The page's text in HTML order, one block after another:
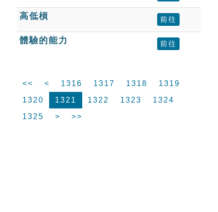
高低槓 前往
體驗的能力 前往
<< < 1316 1317 1318
1319
1320
1321 1322 1323
1324
1325
> >>